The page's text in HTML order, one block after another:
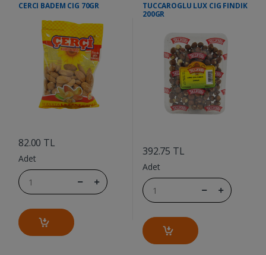
CERCI BADEM CIG 70GR
82.00 TL
Adet
TUCCAROGLU LUX CIG FINDIK
200GR
392.75 TL
Adet